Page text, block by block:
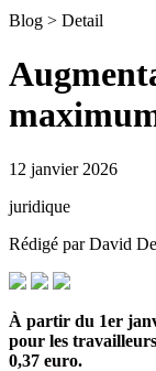
Blog > Detail
12 janvier 2026
juridique
Rédigé par David
À partir du 1er
pour les
0,37 euro.